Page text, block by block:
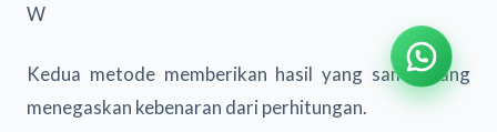
W
Kedua metode memberikan hasil yang sama, yang
menegaskan kebenaran dari perhitungan.